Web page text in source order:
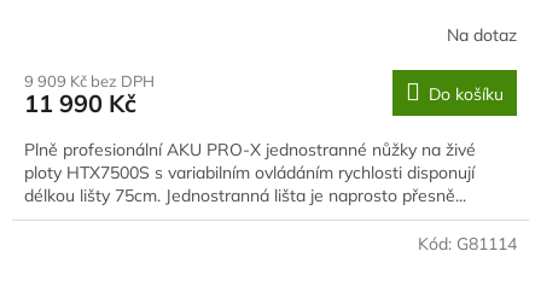
Na dotaz
9 909 Kč bez DPH
11 990 Kč Do košíku
Plně profesionální AKU PRO-X jednostranné nůžky na živé
ploty HTX7500S s variabilním ovládáním rychlosti disponují
délkou lišty 75cm. Jednostranná lišta je naprosto přesně...
Kód: G81114